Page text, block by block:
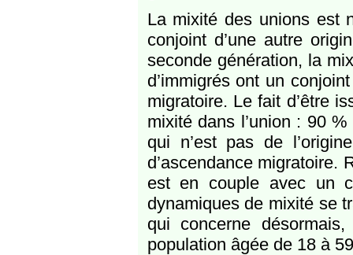
La mixité des unions est
conjoint d’une autre
seconde génération, la
d’immigrés ont un
migratoire. Le fait d’être
mixité dans l’union : 90
qui n’est pas de
d’ascendance migratoire.
est en couple avec un
dynamiques de mixité se
qui concerne
population âgée de 18 à